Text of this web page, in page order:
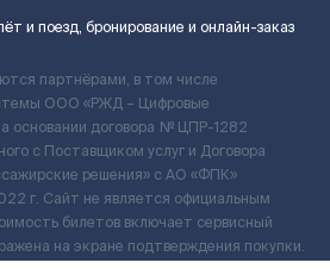
и поезд, бронирование и онлайн-заказ
партнёрами, в том числе
ООО «РЖД – Цифровые
основании договора № ЦПР-1282
с Поставщиком услуг и Договора
решения» c АО «ФПК»
г. Сайт не является официальным
билетов включает сервисный
на экране подтверждения покупки.